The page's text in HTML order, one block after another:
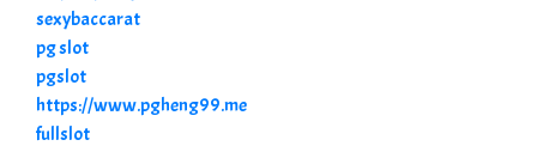
sexybaccarat
pg slot
pgslot
https://www.pgheng99.me
fullslot